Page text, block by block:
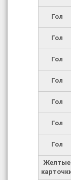
Гол
Гол
Гол
Гол
Гол
Гол
Гол
Желтые